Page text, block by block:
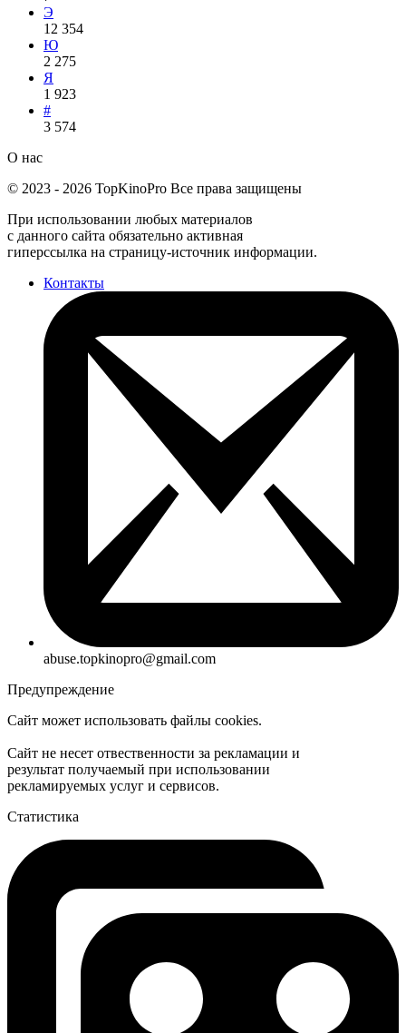
Э
12 354
Ю
2 275
Я
1 923
#
3 574
О нас
© 2023 - 2026 TopKinoPro Все права защищены
При использовании любых материалов
с данного сайта обязательно активная
гиперссылка на страницу-источник информации.
Контакты
abuse.topkinopro@gmail.com
Предупреждение
Сайт может использовать файлы cookies.
Сайт не несет отвественности за рекламации и
результат получаемый при использовании
рекламируемых услуг и сервисов.
Статистика